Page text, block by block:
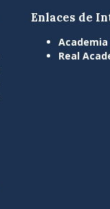
Enlaces de
Real